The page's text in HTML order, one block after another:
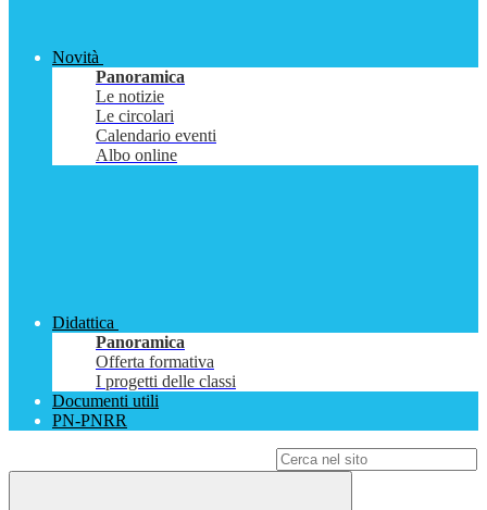
Novità
Panoramica
Le notizie
Le circolari
Calendario eventi
Albo online
Didattica
Panoramica
Offerta formativa
I progetti delle classi
Documenti utili
PN-PNRR